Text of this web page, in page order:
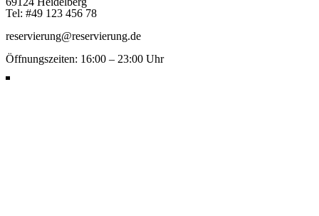
Tel: #49 123 456 78
reservierung@reservierung.de
Öffnungszeiten: 16:00 – 23:00 Uhr